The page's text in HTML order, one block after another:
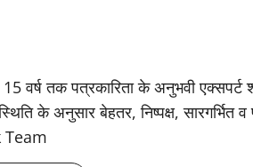
वर्ष तक पत्रकारिता के अनुभवी
के अनुसार बेहतर, निष्पक्ष, सारगर्भित
Team